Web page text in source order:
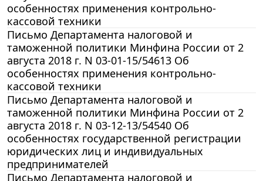
особенностях применения контрольно-
кассовой техники
Письмо Департамента налоговой и
таможенной политики Минфина России от 2
августа 2018 г. N 03-01-15/54613 Об
особенностях применения контрольно-
кассовой техники
Письмо Департамента налоговой и
таможенной политики Минфина России от 2
августа 2018 г. N 03-12-13/54540 Об
особенностях государственной регистрации
юридических лиц и индивидуальных
предпринимателей
Письмо Департамента налоговой и